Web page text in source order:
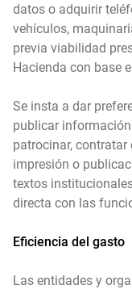
datos o adquirir
vehículos,
previa viabilidad
Hacienda con base
Se insta a dar
publicar
patrocinar,
impresión o
textos
directa con las
Eficiencia del gasto
Las entidades y